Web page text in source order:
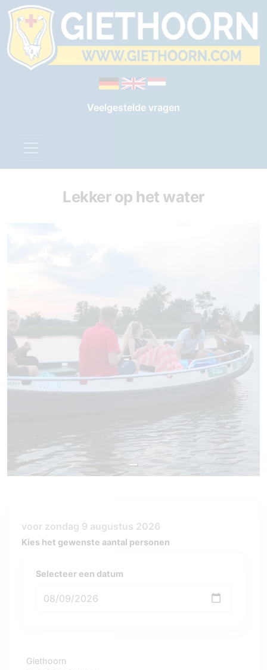
Veelgestelde vragen
Lekker op het water
voor zondag 9 augustus 2026
Kies het gewenste aantal personen
Selecteer een datum
Giethoorn